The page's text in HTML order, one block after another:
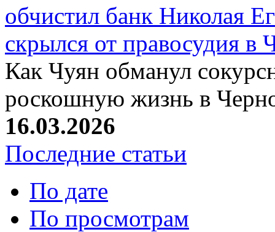
обчистил банк Николая
скрылся от правосудия в
Как Чуян обманул
роскошную жизнь в
16.03.2026
Последние статьи
По дате
По просмотрам